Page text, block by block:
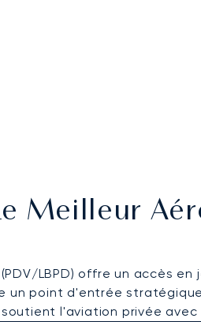
Meilleur
(PDV/LBPD) offre un accès
un point d'entrée
l'aviation privée